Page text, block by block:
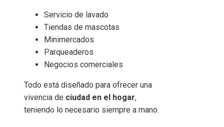
Servicio de lavado
Tiendas de mascotas
Minimercados
Parqueaderos
Negocios comerciales
Todo está diseñado para ofrecer una
vivencia de ciudad en el hogar,
teniendo lo necesario siempre a mano.